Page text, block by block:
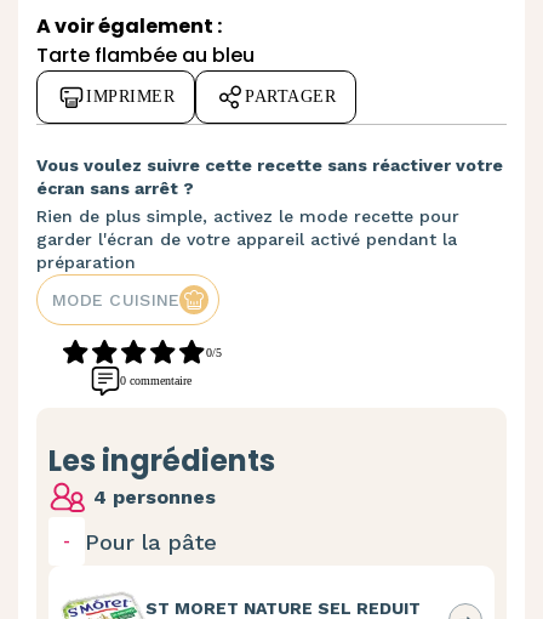
A voir également :
Tarte flambée au bleu
IMPRIMER PARTAGER
Vous voulez suivre cette recette sans réactiver votre
écran sans arrêt ?
Rien de plus simple, activez le mode recette pour
garder l'écran de votre appareil activé pendant la
préparation
MODE CUISINE
0/5
0 commentaire
Les ingrédients
4 personnes
- Pour la pâte
ST MORET NATURE SEL REDUIT